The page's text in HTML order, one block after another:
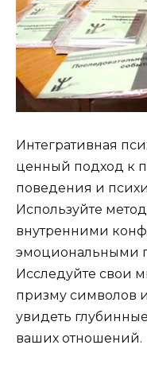
Интегративная
ценный подход к
поведения и
Используйте
внутренними
эмоциональными
Исследуйте свои
призму символов
увидеть
ваших отношений.